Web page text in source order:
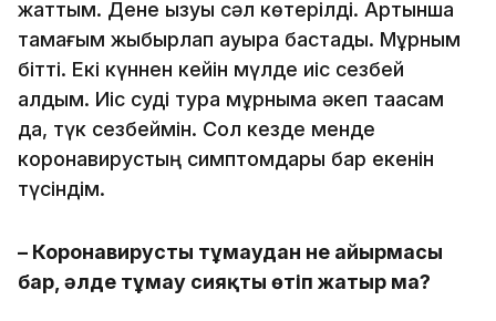
жаттым. Дене қызуы сәл көтерілді. Артынша
тамағым жыбырлап ауыра бастады. Мұрным
бітті. Екі күннен кейін мүлде иіс сезбей
қалдым. Иіс суді тура мұрныма әкеп тақасам
да, түк сезбеймін. Сол кезде менде
коронавирустың симптомдары бар екенін
түсіндім.
– Коронавирустың тұмаудан не айырмасы
бар, әлде тұмау сияқты өтіп жатыр ма?